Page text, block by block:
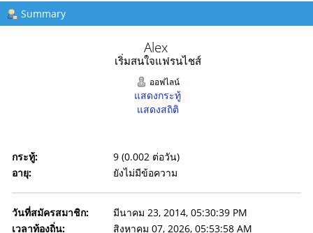
Summary
Alex
เริ่มสนใจแฟรนไชส์
ออฟไลน์
แสดงกระทู้
แสดงสถิติ
กระทู้:
9 (0.002 ต่อวัน)
อายุ:
ยังไม่มีข้อความ
วันที่สมัครสมาชิก:
มีนาคม 23, 2014, 05:30:39 PM
เวลาท้องถิ่น:
สิงหาคม 07, 2026, 05:53:58 AM